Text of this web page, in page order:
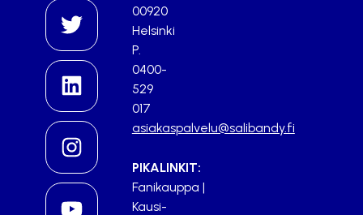
00920
Helsinki
P.
0400-
529
017
asiakaspalvelu@salibandy.fi
PIKALINKIT:
Fanikauppa |
Kausi-